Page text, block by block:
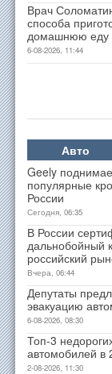
Врач
способа
домашнюю еду
6-08-2026, 11:44
Авто
Geely
популярные
России
Сегодня, 06:35
В России
дальнобойный
российский
Вчера, 06:44
Депутаты
эвакуацию
6-08-2026, 08:30
Топ-3
автомобилей в
2-08-2026, 11:30